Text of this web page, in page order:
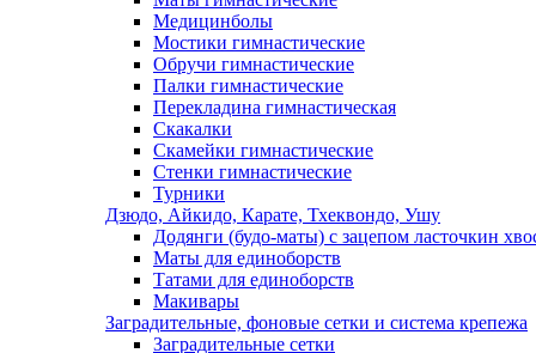
Медицинболы
Мостики гимнастические
Обручи гимнастические
Палки гимнастические
Перекладина гимнастическая
Скакалки
Скамейки гимнастические
Стенки гимнастические
Турники
Дзюдо, Айкидо, Карате, Тхеквондо, Ушу
Додянги (будо-маты) с зацепом ласточкин
Маты для единоборств
Татами для единоборств
Макивары
Заградительные, фоновые сетки и система крепежа
Заградительные сетки